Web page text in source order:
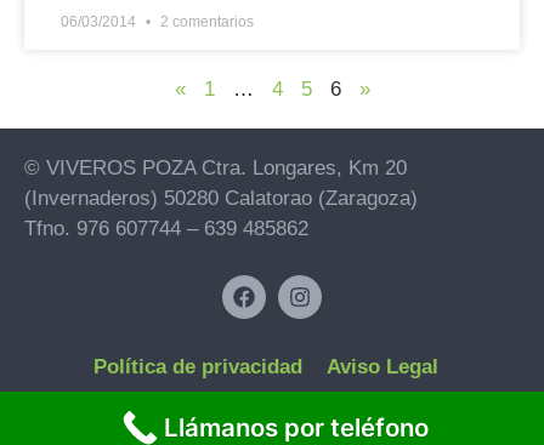
06/03/2014 2 comentarios
« 1 … 4 5 6 »
© VIVEROS POZA Ctra. Longares, Km 20
(Invernaderos) 50280 Calatorao (Zaragoza)
Tfno. 976 607744 – 639 485862
Política de privacidad Aviso Legal
Política de cookies
Llámanos por teléfono